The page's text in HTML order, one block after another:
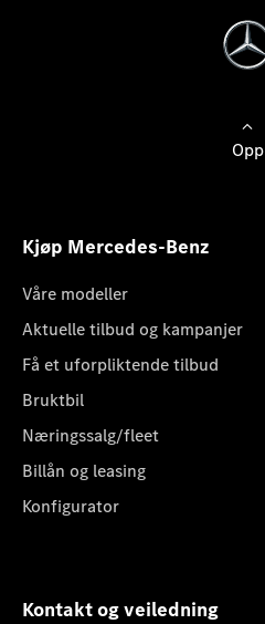
Opp
Kjøp Mercedes-Benz
Våre modeller
Aktuelle tilbud og kampanjer
Få et uforpliktende tilbud
Bruktbil
Næringssalg/fleet
Billån og leasing
Konfigurator
Kontakt og veiledning